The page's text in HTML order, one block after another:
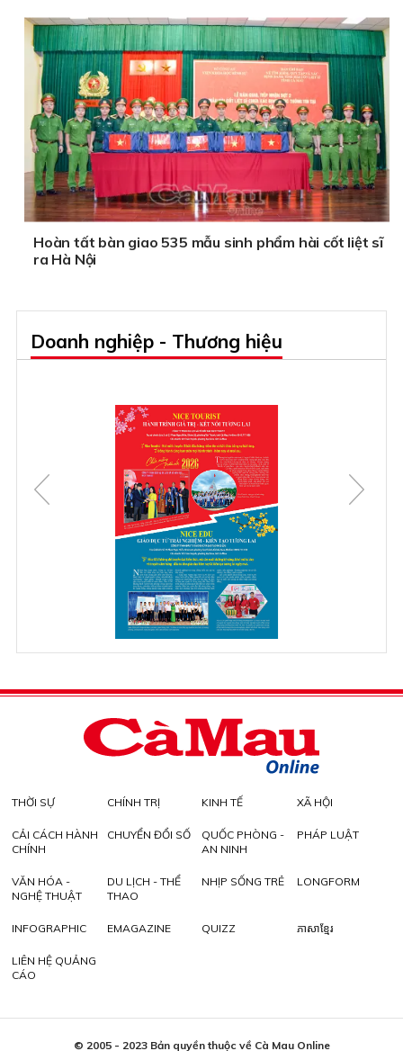
Hoàn tất bàn giao 535 mẫu sinh phẩm hài cốt liệt sĩ
ra Hà Nội
Doanh nghiệp - Thương hiệu
THỜI SỰ CHÍNH TRỊ KINH TẾ XÃ HỘI
CẢI CÁCH HÀNH
CHÍNH
CHUYỂN ĐỔI SỐ
QUỐC PHÒNG -
AN NINH
PHÁP LUẬT
VĂN HÓA -
NGHỆ THUẬT
DU LỊCH - THỂ
THAO
NHỊP SỐNG TRẺ LONGFORM
INFOGRAPHIC EMAGAZINE QUIZZ ភាសាខ្មែរ
LIÊN HỆ QUẢNG
CÁO
© 2005 - 2023 Bản quyền thuộc về Cà Mau Online